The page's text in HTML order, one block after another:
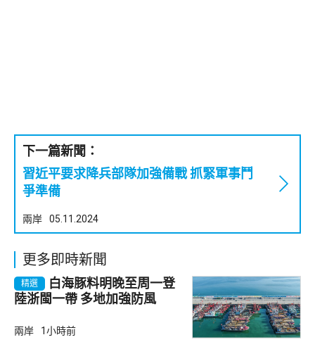
下一篇新聞：
習近平要求降兵部隊加強備戰 抓緊軍事鬥
爭準備
兩岸 05.11.2024
更多即時新聞
精選
白海豚料明晚至周一登
陸浙閩一帶 多地加強防風
兩岸 1小時前